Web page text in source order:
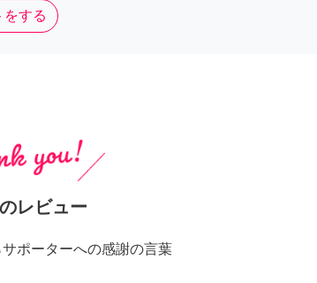
をする
レビュー
ポーターへの感謝の言葉